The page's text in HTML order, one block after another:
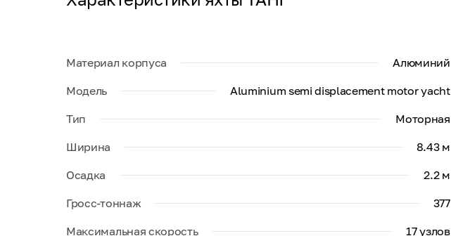
Материал корпуса
Алюминий
Модель
Aluminium semi displacement motor yacht
Тип
Моторная
Ширина
8.43 м
Осадка
2.2 м
Гросс-тоннаж
377
Максимальная скорость
17 узлов